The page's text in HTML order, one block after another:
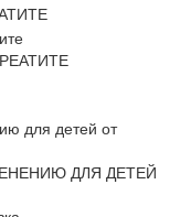
ДЛЯ ДЕТЕЙ